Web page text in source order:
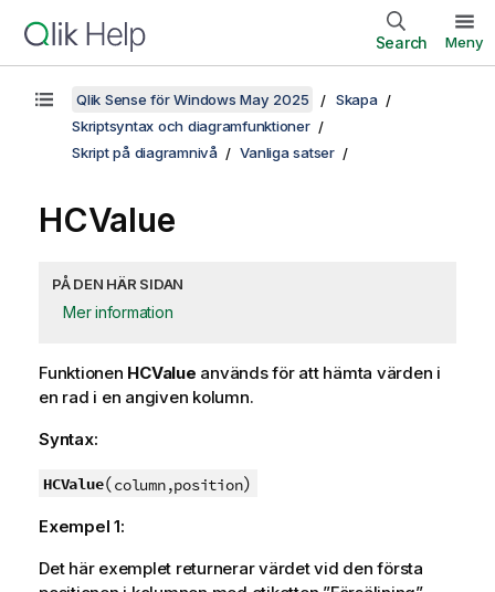
Search Meny
Qlik Sense för Windows May 2025
Skapa
Skriptsyntax och diagramfunktioner
Skript på diagramnivå
Vanliga satser
HCValue
PÅ DEN HÄR SIDAN
Mer information
Funktionen HCValue används för att hämta värden i
en rad i en angiven kolumn.
Syntax:
HCValue(column,position)
Exempel 1:
Det här exemplet returnerar värdet vid den första